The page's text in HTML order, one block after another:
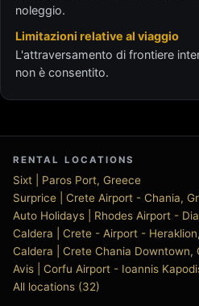
noleggio.
Limitazioni relative al viaggio
L'attraversamento di frontiere
non è consentito.
RENTAL LOCATIONS
Sixt | Paros Port, Greece
Surprice | Crete Airport - Chania,
Auto Holidays | Rhodes Airport -
Caldera | Crete - Airport -
Caldera | Crete Chania Downtown,
Avis | Corfu Airport - Ioannis
All locations (32)